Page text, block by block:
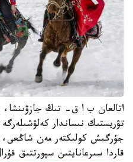
اتالعان ب ا ق- تىڭ
تۋريستىك نىساندار كەلۋشىلەرگە
جۇرگىش كولىكتەر مەن
قاردا سىرعانايتىن سپورتتىق